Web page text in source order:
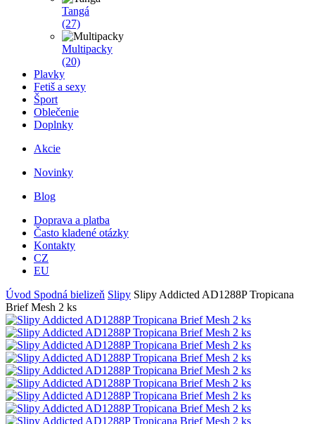
Tangá
(27)
Multipacky
(20)
Plavky
Fetiš a sexy
Šport
Oblečenie
Doplnky
Akcie
Novinky
Blog
Doprava a platba
Často kladené otázky
Kontakty
CZ
EU
Úvod Spodná bielizeň Slipy Slipy Addicted AD1288P Tropicana
Brief Mesh 2 ks